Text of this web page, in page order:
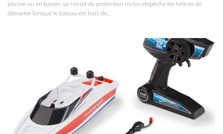
piscine ou en bassin. Le circuit de protection inclus empêche les hélices de
démarrer lorsque le bateau est hors de...